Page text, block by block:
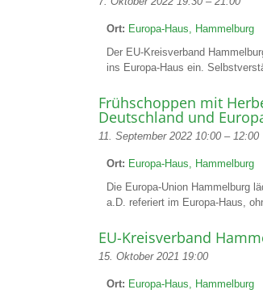
Ort: Europa-Haus, Hammelburg
Der EU-Kreisverband
ins Europa-Haus ein.
Frühschoppen mit
Deutschland und
11. September 2022 10:00 – 12:00
Ort: Europa-Haus, Hammelburg
Die Europa-Union Hammelburg
a.D. referiert im Europa-Haus,
EU-Kreisverband
15. Oktober 2021 19:00
Ort: Europa-Haus, Hammelburg